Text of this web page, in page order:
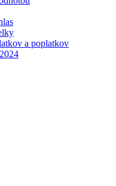
a poplatkov